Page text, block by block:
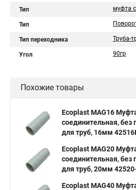
Тип муфта
Тип
Тип переходника Труба-
Угол 90гр
Похожие товары
Ecoplast MAG16
соединительная, без
для труб, 16мм
Ecoplast MAG20
соединительная, без
для труб, 20мм
Ecoplast MAG40